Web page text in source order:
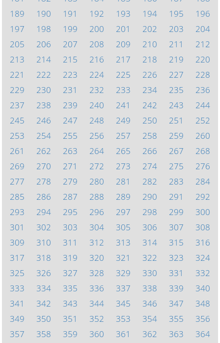
189
190 191 192 193 194 195
196
197
198 199 200 201 202 203
204
205
206 207 208 209 210 211
212
213
214 215 216 217 218 219
220
221
222 223 224 225 226 227
228
229
230 231 232 233 234 235
236
237
238 239 240 241 242 243
244
245
246 247 248 249 250 251
252
253
254 255 256 257 258 259
260
261
262 263 264 265 266 267
268
269
270 271 272 273 274 275
276
277
278 279 280 281 282 283
284
285
286 287 288 289 290 291
292
293
294 295 296 297 298 299
300
301
302 303 304 305 306 307
308
309
310 311 312 313 314 315
316
317
318 319 320 321 322 323
324
325
326 327 328 329 330 331
332
333
334 335 336 337 338 339
340
341
342 343 344 345 346 347
348
349
350 351 352 353 354 355
356
357
358 359 360 361 362 363 364